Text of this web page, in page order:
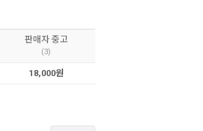
판매자 중고
(3)
18,000원